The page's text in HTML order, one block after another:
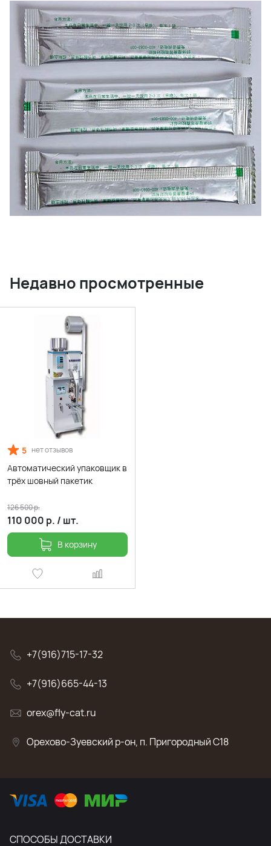
Недавно просмотренные
5 нет отзывов
Автоматический упаковщик в
трёх шовный пакетик
110 000 р. / шт.
126 500р.
В корзину
+7(916)715-17-32
+7(916)665-44-13
orex@fly-cat.ru
Орехово-Зуевский р-он, п. Пригородный C18
СПОСОБЫ ДОСТАВКИ